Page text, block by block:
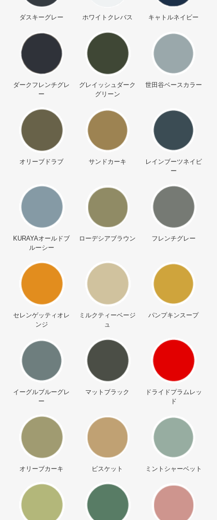
ダスキーグレー ホワイトクレバス キャトルネイビー
ダークフレンチグレ
ー
グレイッシュダーク
グリーン
世田谷ベースカラー
オリーブドラブ サンドカーキ
レインブーツネイビ
ー
KURAYAオールドブ
ルーシー
ローデシアブラウン フレンチグレー
セレンゲッティオレ
ンジ
ミルクティーベージ
ュ
パンプキンスープ
イーグルブルーグレ
ー
マットブラック
ドライドプラムレッ
ド
オリーブカーキ ビスケット ミントシャーベット